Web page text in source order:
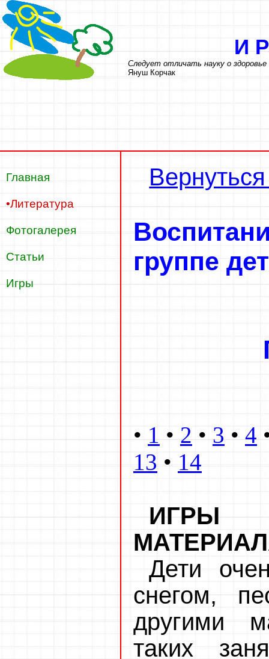
И
Следует отличать науку о
Януш Корчак
Главная
•Литература
Фотогалерея
Статьи
Игры
группе
• 1 • 2 • 3 • 4
13 • 14
ИГРЫ
Дети
снегом,
другими
таких